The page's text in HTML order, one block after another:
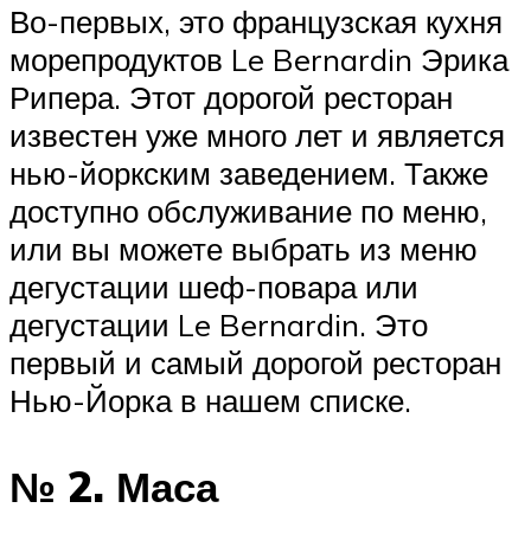
Во-первых, это французская кухня
морепродуктов Le Bernardin Эрика
Рипера. Этот дорогой ресторан
известен уже много лет и является
нью-йоркским заведением. Также
доступно обслуживание по меню,
или вы можете выбрать из меню
дегустации шеф-повара или
дегустации Le Bernardin. Это
первый и самый дорогой ресторан
Нью-Йорка в нашем списке.
№ 2. Маса